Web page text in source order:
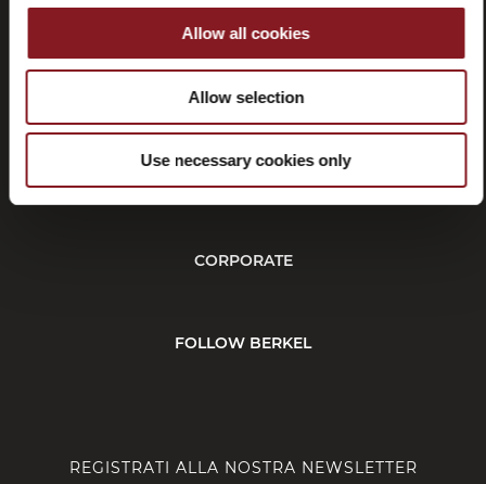
Allow all cookies
Allow selection
Use necessary cookies only
Recessi
CORPORATE
FOLLOW BERKEL
REGISTRATI ALLA NOSTRA NEWSLETTER